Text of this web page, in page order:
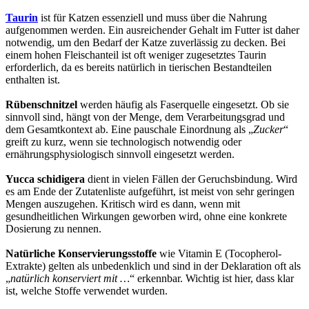
Taurin ist für Katzen essenziell und muss über die Nahrung
aufgenommen werden. Ein ausreichender Gehalt im Futter ist daher
notwendig, um den Bedarf der Katze zuverlässig zu decken. Bei
einem hohen Fleischanteil ist oft weniger zugesetztes Taurin
erforderlich, da es bereits natürlich in tierischen Bestandteilen
enthalten ist.
Rübenschnitzel werden häufig als Faserquelle eingesetzt. Ob sie
sinnvoll sind, hängt von der Menge, dem Verarbeitungsgrad und
dem Gesamtkontext ab. Eine pauschale Einordnung als „Zucker“
greift zu kurz, wenn sie technologisch notwendig oder
ernährungsphysiologisch sinnvoll eingesetzt werden.
Yucca schidigera dient in vielen Fällen der Geruchsbindung. Wird
es am Ende der Zutatenliste aufgeführt, ist meist von sehr geringen
Mengen auszugehen. Kritisch wird es dann, wenn mit
gesundheitlichen Wirkungen geworben wird, ohne eine konkrete
Dosierung zu nennen.
Natürliche Konservierungsstoffe wie Vitamin E (Tocopherol-
Extrakte) gelten als unbedenklich und sind in der Deklaration oft als
„natürlich konserviert mit …“ erkennbar. Wichtig ist hier, dass klar
ist, welche Stoffe verwendet wurden.